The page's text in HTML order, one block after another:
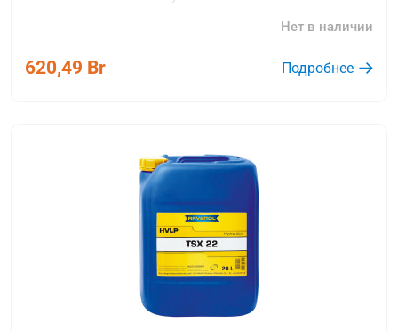
Нет в наличии
620,49 Br Подробнее